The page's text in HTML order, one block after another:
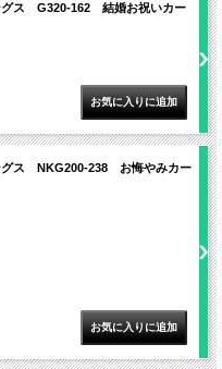
グス G320-162 結婚お祝いカー
グス NKG200-238 お悔やみカー